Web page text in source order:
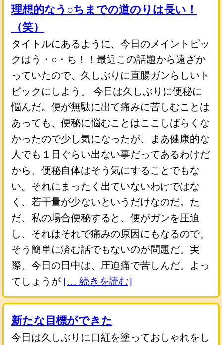
理想的なう○ちまでの道のりは長い！
（笑）
タイトルにあるように、今日のメイントピッ
クはう・○・ち！！最近この話題から遠ざか
っていたので、久しぶりに直腸ガンらしいト
ピックにしよう。 今日は久しぶりに便秘に
悩んだ。便が無駄に出て痛みに苦しむことは
あっても、便秘に悩むことはここしばらくな
かったので少し気になったが、まあ健康的な
人でも１日ぐらい出ない事だってあるわけだ
から、便秘自体はそう気にすることでもな
い。それにまったく出ていないわけではな
く、若干量が少ないというだけなのだ。た
だ、私の場合便秘すると、便がガンを圧迫
し、それはそれで痛みの原因にもなるので、
そう簡単に済む話でもないのが問題だ。実
際、今日の日中は、圧迫痛で苦しんだ。よっ
てしょうが [… 続きを読む]
新たな目標ができた
今日は久しぶりに口紅を塗っておしゃれをし